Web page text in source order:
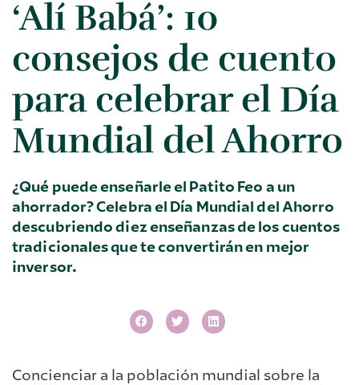
‘Alí Babá’: 10
consejos de cuento
para celebrar el Día
Mundial del Ahorro
¿Qué puede enseñarle el Patito Feo a un
ahorrador? Celebra el Día Mundial del Ahorro
descubriendo diez enseñanzas de los cuentos
tradicionales que te convertirán en mejor
inversor.
Concienciar a la población mundial sobre la